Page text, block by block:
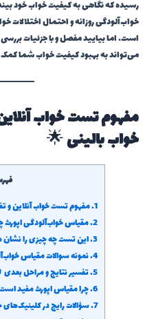
رسیده که نگاهی به کیفیت خواب خود
خواب‌آلودگی روزانه و احتمال اختلالات
است. اما بیایید مفصل و با جزئیات
می‌تواند به بهبود کیفیت خواب شما
مفهوم تست خواب
خواب بالینی🌟
1. مفهوم تست خواب آنلاین و
2. مقیاس خواب‌آلودگی
3. این تست چه چیزی را
4. نمونه سوالات مقیاس
5. تفسیر نتایج و مراحل بعدی
6. چرا مقیاس اپورث مفید
7. سؤالات رایج در کلینیک‌های